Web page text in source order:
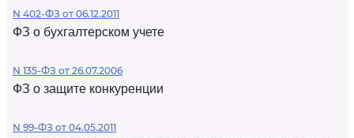
N 402-ФЗ от 06.12.2011
ФЗ о бухгалтерском учете
N 135-ФЗ от 26.07.2006
ФЗ о защите конкуренции
N 99-ФЗ от 04.05.2011